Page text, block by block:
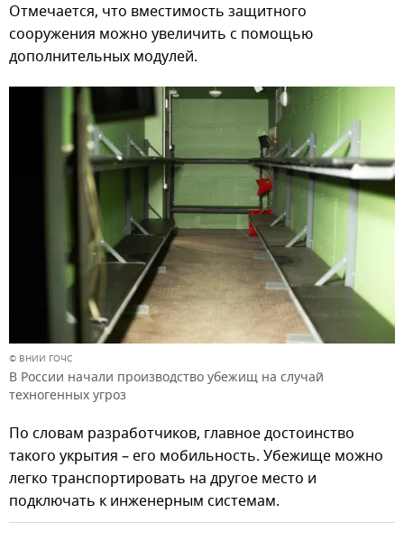
Отмечается, что вместимость защитного
сооружения можно увеличить с помощью
дополнительных модулей.
© ВНИИ ГОЧС
В России начали производство убежищ на случай
техногенных угроз
По словам разработчиков, главное достоинство
такого укрытия – его мобильность. Убежище можно
легко транспортировать на другое место и
подключать к инженерным системам.